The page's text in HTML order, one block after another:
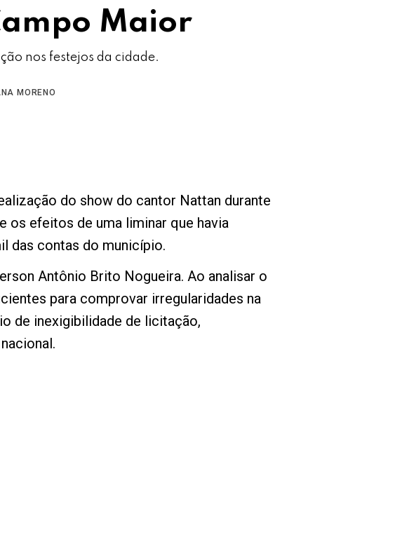
Maior
nos festejos da cidade.
MORENO
do show do cantor Nattan durante
os efeitos de uma liminar que havia
das contas do município.
Antônio Brito Nogueira. Ao analisar o
para comprovar irregularidades na
de inexigibilidade de licitação,